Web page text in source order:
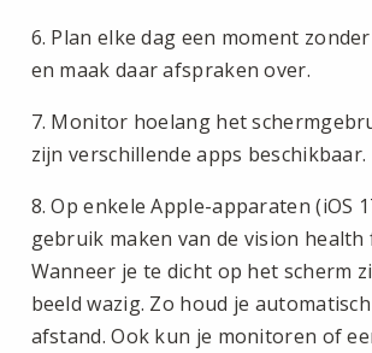
6. Plan elke dag een moment
en maak daar afspraken over.
7. Monitor hoelang het
zijn verschillende apps beschikbaar.
8. Op enkele Apple-apparaten (iOS
gebruik maken van de vision health
Wanneer je te dicht op het scherm
beeld wazig. Zo houd je
afstand. Ook kun je monitoren of